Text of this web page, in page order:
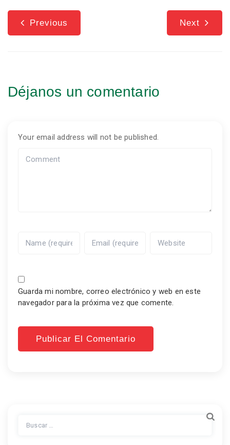
Previous Next
Déjanos un comentario
Your email address will not be published.
Guarda mi nombre, correo electrónico y web en este
navegador para la próxima vez que comente.